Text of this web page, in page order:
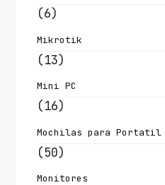
(6)
Mikrotik
(13)
Mini PC
(16)
Mochilas para Portatil
(50)
Monitores